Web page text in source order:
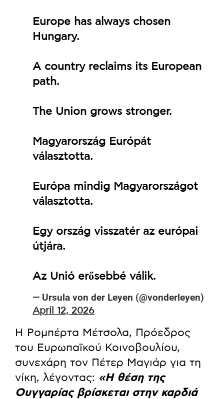
Europe has always chosen
Hungary.
A country reclaims its European
path.
The Union grows stronger.
Magyarország Európát
választotta.
Európa mindig Magyarországot
választotta.
Egy ország visszatér az európai
útjára.
Az Unió erősebbé válik.
— Ursula von der Leyen (@vonderleyen)
April 12, 2026
Η Ρομπέρτα Μέτσολα, Πρόεδρος
του Ευρωπαϊκού Κοινοβουλίου,
συνεχάρη τον Πέτερ Μαγιάρ για τη
νίκη, λέγοντας: «Η θέση της
Ουγγαρίας βρίσκεται στην καρδιά